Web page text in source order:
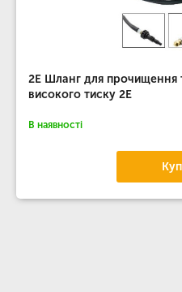
2E Шланг для прочищення
високого тиску 2E
В наявності